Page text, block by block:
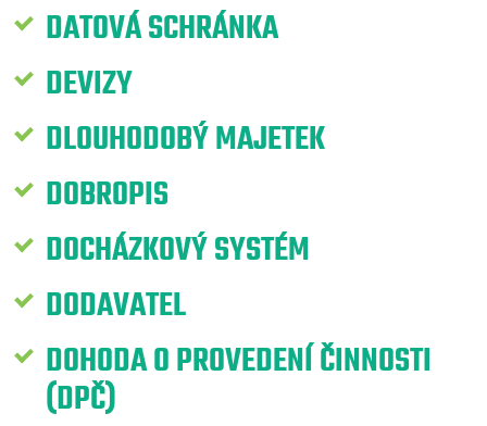
DATOVÁ SCHRÁNKA
DEVIZY
DLOUHODOBÝ MAJETEK
DOBROPIS
DOCHÁZKOVÝ SYSTÉM
DODAVATEL
DOHODA O PROVEDENÍ ČINNOSTI
(DPČ)